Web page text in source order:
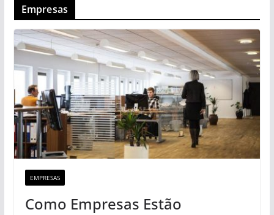
Empresas
EMPRESAS
Como Empresas Estão